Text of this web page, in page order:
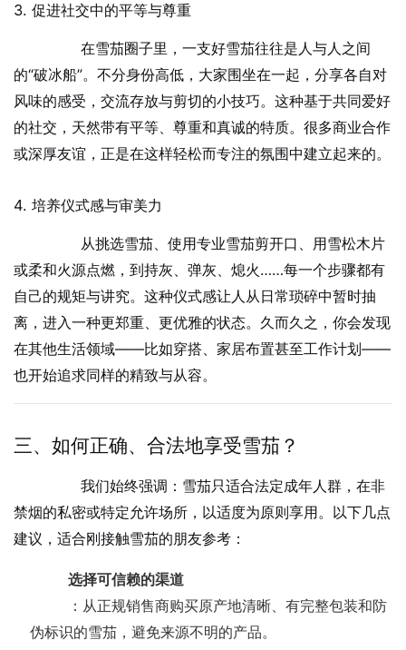
3. 促进社交中的平等与尊重
在雪茄圈子里，一支好雪茄往往是人与人之间
的“破冰船”。不分身份高低，大家围坐在一起，分享各自对
风味的感受，交流存放与剪切的小技巧。这种基于共同爱好
的社交，天然带有平等、尊重和真诚的特质。很多商业合作
或深厚友谊，正是在这样轻松而专注的氛围中建立起来的。
4. 培养仪式感与审美力
从挑选雪茄、使用专业雪茄剪开口、用雪松木片
或柔和火源点燃，到持灰、弹灰、熄火……每一个步骤都有
自己的规矩与讲究。这种仪式感让人从日常琐碎中暂时抽
离，进入一种更郑重、更优雅的状态。久而久之，你会发现
在其他生活领域——比如穿搭、家居布置甚至工作计划——
也开始追求同样的精致与从容。
三、如何正确、合法地享受雪茄？
我们始终强调：雪茄只适合法定成年人群，在非
禁烟的私密或特定允许场所，以适度为原则享用。以下几点
建议，适合刚接触雪茄的朋友参考：
选择可信赖的渠道
：从正规销售商购买原产地清晰、有完整包装和防
伪标识的雪茄，避免来源不明的产品。